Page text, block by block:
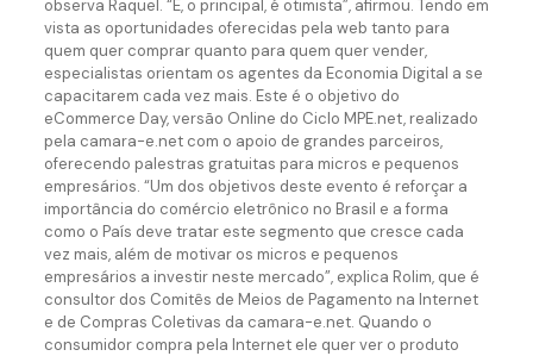
observa Raquel. “E, o principal, é otimista”, afirmou. Tendo em
vista as oportunidades oferecidas pela web tanto para
quem quer comprar quanto para quem quer vender,
especialistas orientam os agentes da Economia Digital a se
capacitarem cada vez mais. Este é o objetivo do
eCommerce Day, versão Online do Ciclo MPE.net, realizado
pela camara-e.net com o apoio de grandes parceiros,
oferecendo palestras gratuitas para micros e pequenos
empresários. “Um dos objetivos deste evento é reforçar a
importância do comércio eletrônico no Brasil e a forma
como o País deve tratar este segmento que cresce cada
vez mais, além de motivar os micros e pequenos
empresários a investir neste mercado”, explica Rolim, que é
consultor dos Comitês de Meios de Pagamento na Internet
e de Compras Coletivas da camara-e.net. Quando o
consumidor compra pela Internet ele quer ver o produto